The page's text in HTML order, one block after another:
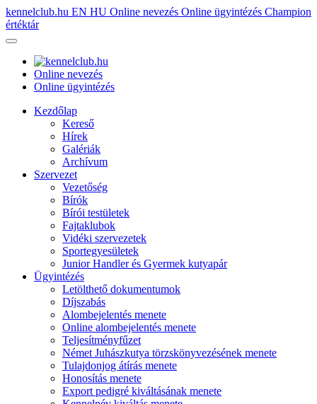
kennelclub.hu EN HU Online nevezés Online ügyintézés Champion
értéktár
Online nevezés
Online ügyintézés
Kezdőlap
Kereső
Hírek
Galériák
Archívum
Szervezet
Vezetőség
Bírók
Bírói testületek
Fajtaklubok
Vidéki szervezetek
Sportegyesületek
Junior Handler és Gyermek kutyapár
Ügyintézés
Letölthető dokumentumok
Díjszabás
Alombejelentés menete
Online alombejelentés menete
Teljesítményfűzet
Német Juhászkutya törzskönyvezésének menete
Tulajdonjog átírás menete
Honosítás menete
Export pedigré kiváltásának menete